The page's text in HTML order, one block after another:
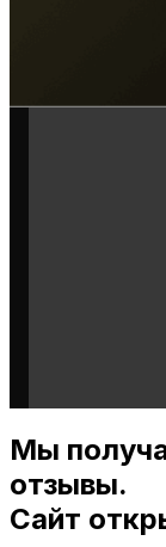
Мы
отзывы.
Сайт